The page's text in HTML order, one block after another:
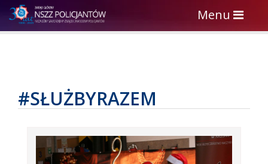
Toggle
navigation
Menu
#SŁUŻBYRAZEM